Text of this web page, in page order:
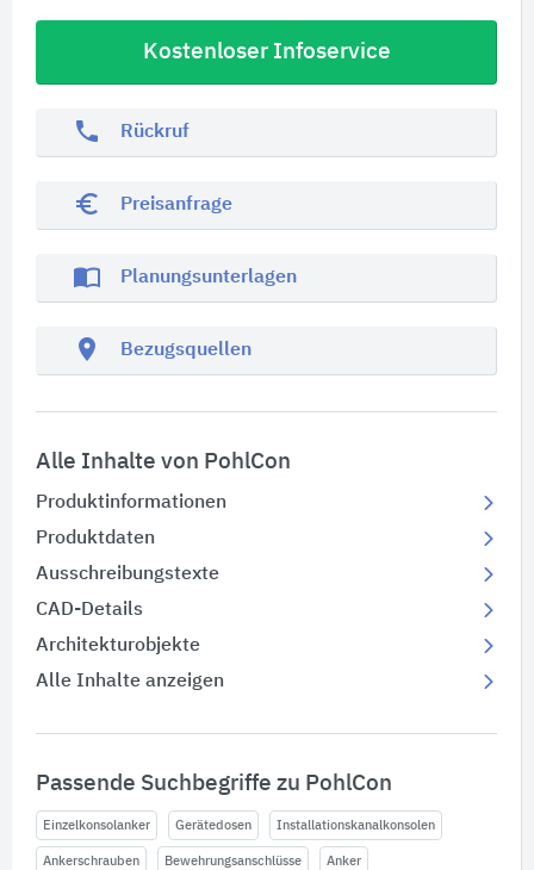
Kostenloser Infoservice
phone Rückruf
euro_symbol Preisanfrage
import_contacts Planungsunterlagen
location_on Bezugsquellen
Alle Inhalte von PohlCon
Produktinformationen
Produktdaten
Ausschreibungstexte
CAD-Details
Architekturobjekte
Alle Inhalte anzeigen
Passende Suchbegriffe zu PohlCon
Einzelkonsolanker Gerätedosen Installationskanalkonsolen
Ankerschrauben Bewehrungsanschlüsse Anker